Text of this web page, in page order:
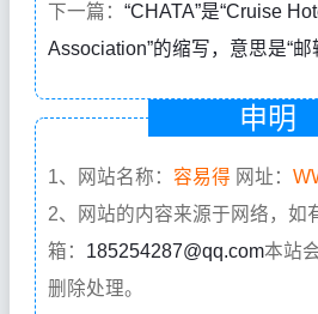
下一篇： “CHATA”是“Cruise
Association”的缩写，意思是“
申明
1、网站名称： 容易得 网址：
2、网站的内容来源于网络，如
箱： 185254287@qq.com本站
删除处理。